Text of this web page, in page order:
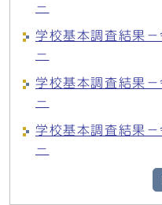
－
学校基本調査結果
－
学校基本調査結果
－
学校基本調査結果
－